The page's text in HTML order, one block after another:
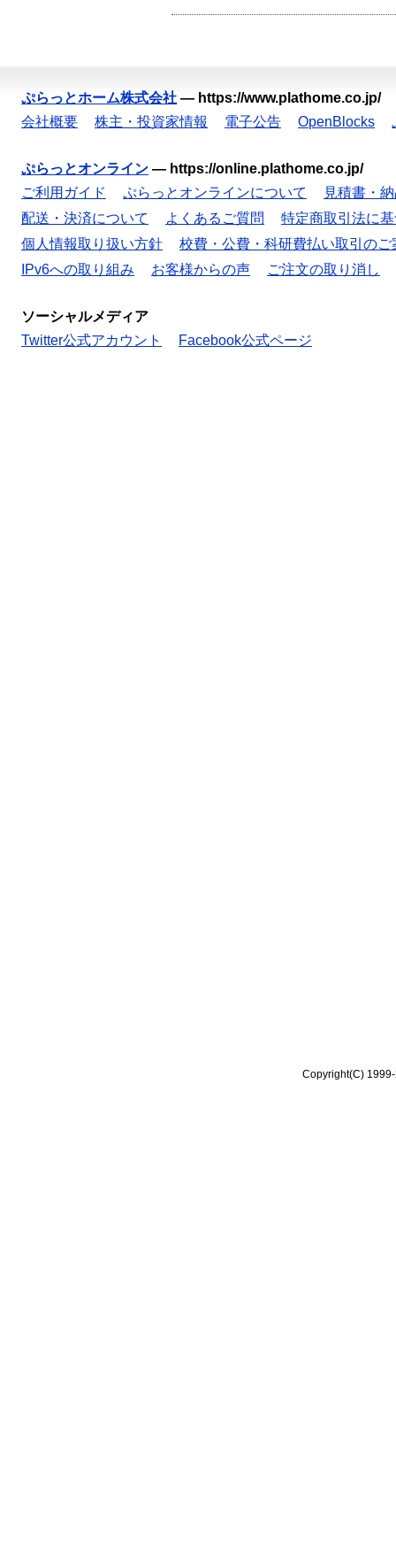
ぷらっとホーム株式会社 — https://www.plathome.co.jp/
会社概要
株主・投資家情報 電子公告 OpenBlocks
ぷらっとオンライン — https://online.plathome.co.jp/
ご利用ガイド
ぷらっとオンラインについて
見積書・
配送・決済について
よくあるご質問
特定商取引法に
個人情報取り扱い方針
校費・公費・科研費払い取引のご
IPv6への取り組み
お客様からの声 ご注文の取り消し
ソーシャルメディア
Twitter公式アカウント
Facebook公式ページ
Copyright(C)